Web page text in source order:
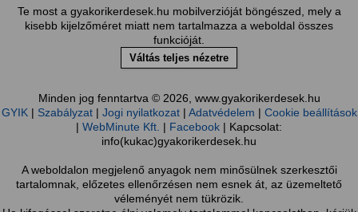
Te most a gyakorikerdesek.hu mobilverzióját böngészed, mely a
kisebb kijelzőméret miatt nem tartalmazza a weboldal összes
funkcióját.
Váltás teljes nézetre
Minden jog fenntartva © 2026, www.gyakorikerdesek.hu
GYIK| Szabályzat| Jogi nyilatkozat| Adatvédelem | Cookie beállítások
| WebMinute Kft. | Facebook | Kapcsolat:
info(kukac)gyakorikerdesek.hu
A weboldalon megjelenő anyagok nem minősülnek szerkesztői
tartalomnak, előzetes ellenőrzésen nem esnek át, az üzemeltető
véleményét nem tükrözik.